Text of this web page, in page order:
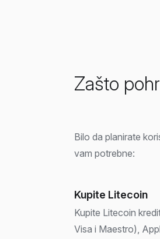
Zašto
Bilo da planirate
vam potrebne:
Kupite Litecoin
Kupite Litecoin
Visa i Maestro),